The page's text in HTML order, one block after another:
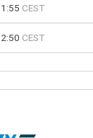
CEST
CEST